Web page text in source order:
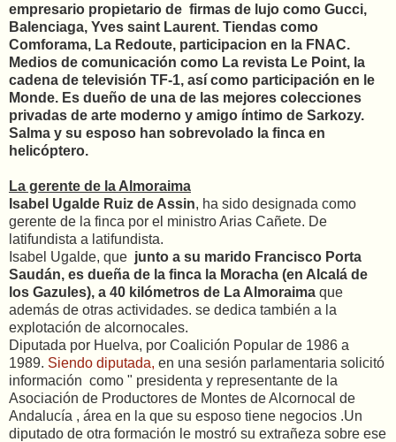
empresario propietario de firmas de lujo como Gucci,
Balenciaga, Yves saint Laurent. Tiendas como
Comforama, La Redoute, participacion en la FNAC.
Medios de comunicación como La revista Le Point, la
cadena de televisión TF-1, así como participación en le
Monde. Es dueño de una de las mejores colecciones
privadas de arte moderno y amigo íntimo de Sarkozy.
Salma y su esposo han sobrevolado la finca en
helicóptero.
La gerente de la Almoraima
Isabel Ugalde Ruiz de Assin, ha sido designada como
gerente de la finca por el ministro Arias Cañete. De
latifundista a latifundista.
Isabel Ugalde, que junto a su marido Francisco Porta
Saudán, es dueña de la finca la Moracha (en Alcalá de
los Gazules), a 40 kilómetros de La Almoraima que
además de otras actividades. se dedica también a la
explotación de alcornocales.
Diputada por Huelva, por Coalición Popular de 1986 a
1989. Siendo diputada, en una sesión parlamentaria solicitó
información como " presidenta y representante de la
Asociación de Productores de Montes de Alcornocal de
Andalucía , área en la que su esposo tiene negocios .Un
diputado de otra formación le mostró su extrañeza sobre ese